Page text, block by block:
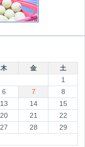
木 金 土
1
6 7
8
13 14
15
20 21
22
27 28
29